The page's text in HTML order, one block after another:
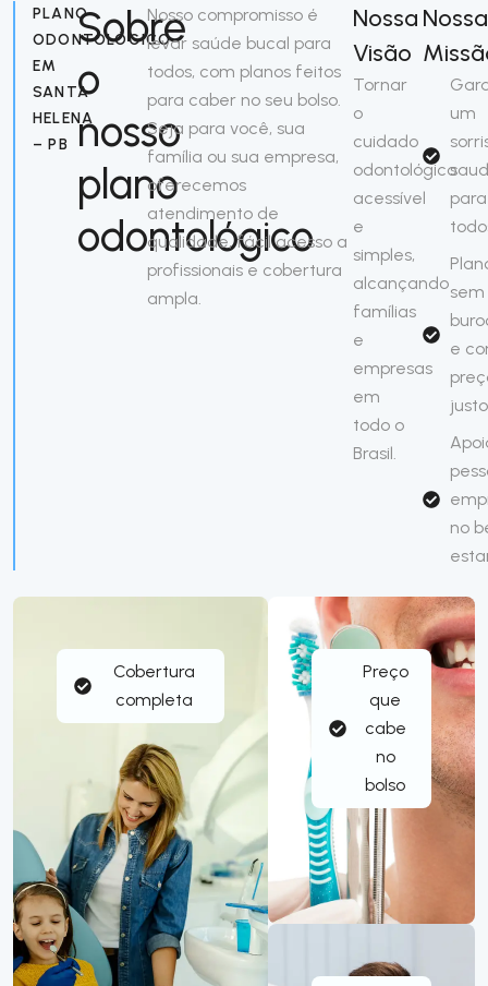
Cobertura
completa
Preço
que
cabe
no
bolso
PLANO
ODONTOLÓGICO
EM
SANTA
HELENA
– PB
Sobre
o
nosso
plano
odontológico
Nosso compromisso é
levar saúde bucal para
todos, com planos feitos
para caber no seu bolso.
Seja para você, sua
família ou sua empresa,
oferecemos
atendimento de
qualidade, fácil acesso a
profissionais e cobertura
ampla.
Nossa
Visão
Tornar
o
cuidado
odontológico
acessível
e
simples,
alcançando
famílias
e
empresas
em
todo o
Brasil.
Nossa
um
para
sem
e
justo
no